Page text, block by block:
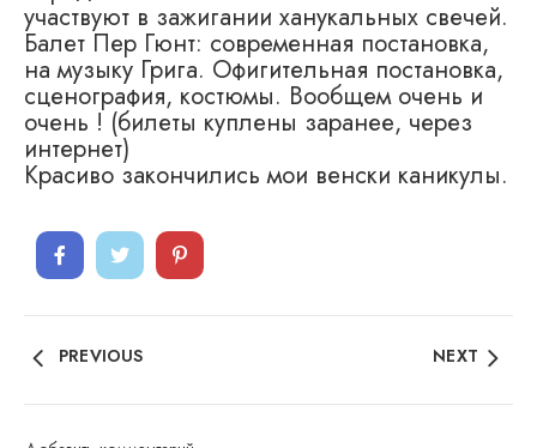
участвуют в зажигании ханукальных свечей.
Балет Пер Гюнт: современная постановка,
на музыку Грига. Офигительная постановка,
сценография, костюмы. Вообщем очень и
очень ! (билеты куплены заранее, через
интернет)
Красиво закончились мои венски каникулы.
PREVIOUS NEXT